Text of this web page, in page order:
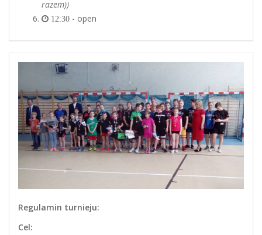
razem))
12:30 - open
Regulamin turnieju:
Cel: